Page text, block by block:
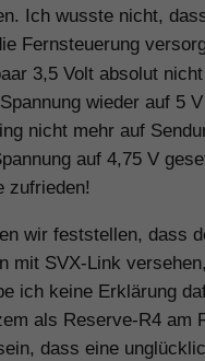
Ich wusste nicht,
Fernsteuerung
3,5 Volt absolut
wieder auf 5
nicht mehr auf
auf 4,75 V
zufrieden!
wir feststellen, dass
mit SVX-Link
ich keine Erklärung
als Reserve-R4 am
dass eine